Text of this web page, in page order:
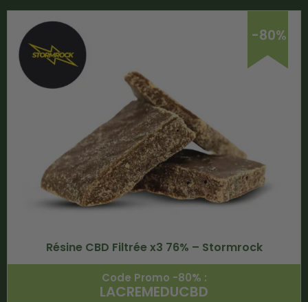
-80%
Résine CBD Filtrée x3 76% – Stormrock
Code Promo -80% :
LACREMEDUCBD